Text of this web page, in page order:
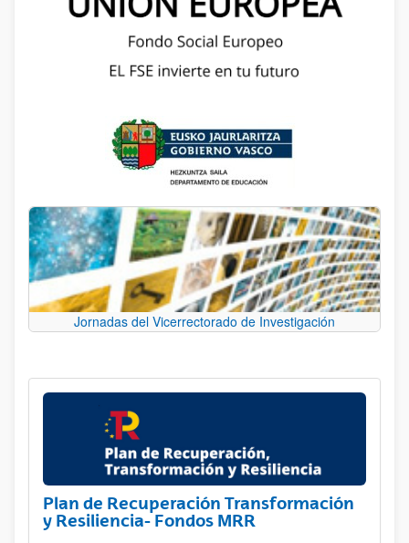
Jornadas del Vicerrectorado de Investigación
Plan de Recuperación Transformación
y Resiliencia- Fondos MRR